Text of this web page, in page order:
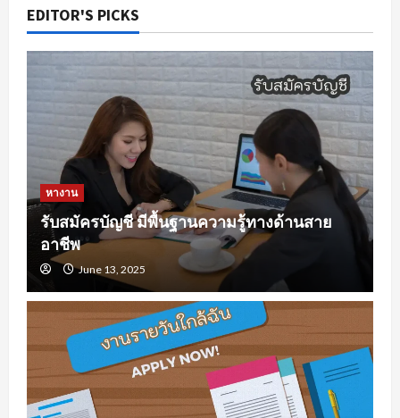
EDITOR'S PICKS
หางาน
รับสมัครบัญชี มีพื้นฐานความรู้ทางด้านสาย
อาชีพ
June 13, 2025